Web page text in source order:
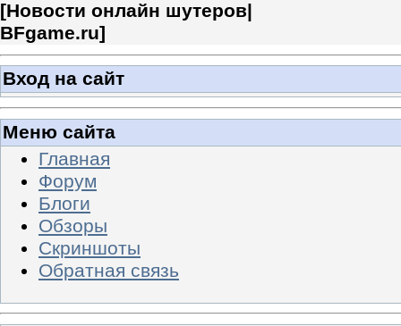
[Новости онлайн шутеров|
BFgame.ru]
Вход на сайт
Меню сайта
Главная
Форум
Блоги
Обзоры
Скриншоты
Обратная связь